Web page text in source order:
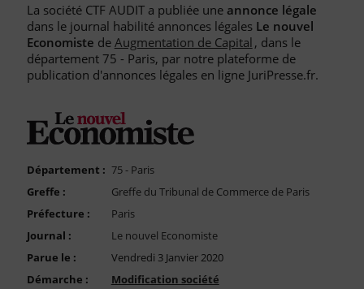
Départements pour la Publication d'Annonces Légales
Liste des Greffes
Liste des CCI
FAQ
Nous Contacter
Compte PRO
La société CTF AUDIT a publiée une annonce légale
dans le journal habilité annonces légales Le nouvel
Economiste deAugmentation de Capital, dans le
département 75 - Paris, par notre plateforme de
publication d'annonces légales en ligne JuriPresse.fr.
Département : 75 - Paris
Greffe :
Greffe du Tribunal de Commerce de Paris
Préfecture :
Paris
Journal :
Le nouvel Economiste
Parue le :
Vendredi 3 Janvier 2020
Démarche :
Modification société